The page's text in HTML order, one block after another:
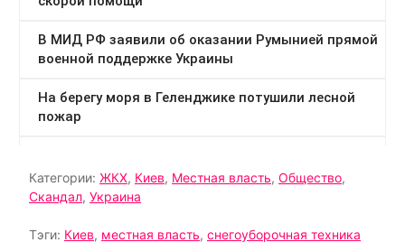
Категории: ЖКХ, Киев, Местная власть, Общество,
Скандал, Украина
Тэги: Киев, местная власть, снегоуборочная техника